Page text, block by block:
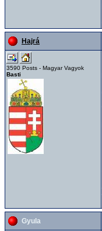
Hajrá
3590 Posts - Magyar Vagyok
Basti
Gyula